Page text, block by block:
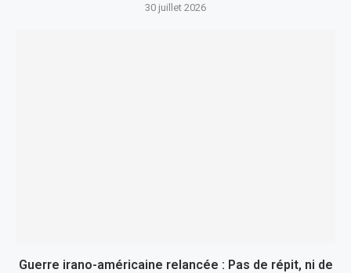
30 juillet 2026
Guerre irano-américaine relancée : Pas de répit, ni de